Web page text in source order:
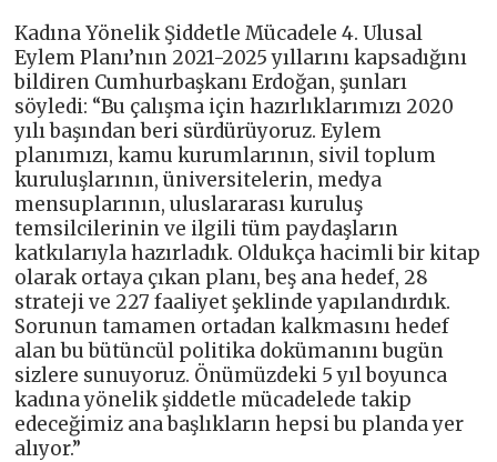
Kadına Yönelik Şiddetle Mücadele 4. Ulusal
Eylem Planı’nın 2021-2025 yıllarını kapsadığını
bildiren Cumhurbaşkanı Erdoğan, şunları
söyledi: “Bu çalışma için hazırlıklarımızı 2020
yılı başından beri sürdürüyoruz. Eylem
planımızı, kamu kurumlarının, sivil toplum
kuruluşlarının, üniversitelerin, medya
mensuplarının, uluslararası kuruluş
temsilcilerinin ve ilgili tüm paydaşların
katkılarıyla hazırladık. Oldukça hacimli bir kitap
olarak ortaya çıkan planı, beş ana hedef, 28
strateji ve 227 faaliyet şeklinde yapılandırdık.
Sorunun tamamen ortadan kalkmasını hedef
alan bu bütüncül politika dokümanını bugün
sizlere sunuyoruz. Önümüzdeki 5 yıl boyunca
kadına yönelik şiddetle mücadelede takip
edeceğimiz ana başlıkların hepsi bu planda yer
alıyor.”